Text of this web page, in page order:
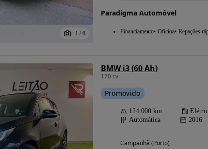
Possibilidade de
financiamento
1 / 6
Paradigma Automóvel
Financiamento Oficina Repações
BMW i3 (60 Ah)
170 cv
Promovido
124 000 km
Automática
2016
Campanhã (Porto)